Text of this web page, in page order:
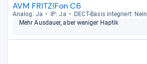
AVM FRITZ!Fon C6
Ana­log: Ja IP: Ja
DECT-​Basis inte­griert: Nein
Mehr Aus­dauer, aber weni­ger Hap­tik